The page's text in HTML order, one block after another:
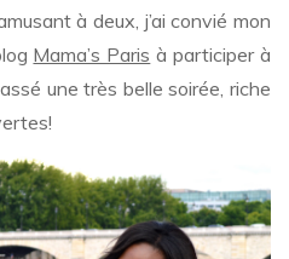
à deux, j’ai convié mon
Mama’s Paris à participer à
une très belle soirée, riche